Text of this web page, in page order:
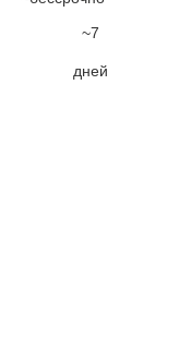
~7
дней
ПОДРОБНЕЕ